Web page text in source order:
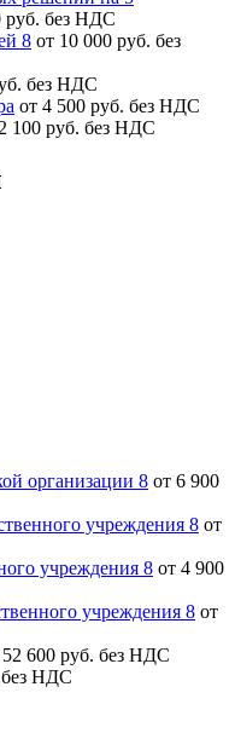
руб. без НДС
8 от 10 000 руб. без
без НДС
от 4 500 руб. без НДС
100 руб. без НДС
организации 8 от 6 900
учреждения 8 от
учреждения 8 от 4 900
учреждения 8 от
52 600 руб. без НДС
без НДС